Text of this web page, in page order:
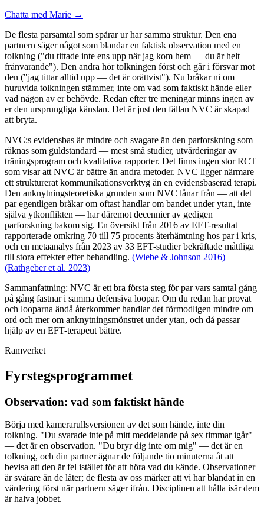
Chatta med Marie →
De flesta parsamtal som spårar ur har samma struktur. Den ena
partnern säger något som blandar en faktisk observation med en
tolkning ("du tittade inte ens upp när jag kom hem — du är helt
frånvarande"). Den andra hör tolkningen först och går i försvar mot
den ("jag tittar alltid upp — det är orättvist"). Nu bråkar ni om
huruvida tolkningen stämmer, inte om vad som faktiskt hände eller
vad någon av er behövde. Redan efter tre meningar minns ingen av
er den ursprungliga känslan. Det är just den fällan NVC är skapad
att bryta.
NVC:s evidensbas är mindre och svagare än den parforskning som
räknas som guldstandard — mest små studier, utvärderingar av
träningsprogram och kvalitativa rapporter. Det finns ingen stor RCT
som visar att NVC är bättre än andra metoder. NVC ligger närmare
ett strukturerat kommunikationsverktyg än en evidensbaserad terapi.
Den anknytningsteoretiska grunden som NVC lånar från — att det
par egentligen bråkar om oftast handlar om bandet under ytan, inte
själva ytkonflikten — har däremot decennier av gedigen
parforskning bakom sig. En översikt från 2016 av EFT-resultat
rapporterade omkring 70 till 75 procents återhämtning hos par i kris,
och en metaanalys från 2023 av 33 EFT-studier bekräftade måttliga
till stora effekter efter behandling. (Wiebe & Johnson 2016)
(Rathgeber et al. 2023)
Sammanfattning: NVC är ett bra första steg för par vars samtal gång
på gång fastnar i samma defensiva loopar. Om du redan har provat
och looparna ändå återkommer handlar det förmodligen mindre om
ord och mer om anknytningsmönstret under ytan, och då passar
hjälp av en EFT-terapeut bättre.
Ramverket
Fyrstegsprogrammet
Observation: vad som faktiskt hände
Börja med kamerarullsversionen av det som hände, inte din
tolkning. "Du svarade inte på mitt meddelande på sex timmar igår"
— det är en observation. "Du bryr dig inte om mig" — det är en
tolkning, och din partner ägnar de följande tio minuterna åt att
bevisa att den är fel istället för att höra vad du kände. Observationer
är svårare än de låter; de flesta av oss märker att vi har blandat in en
värdering först när partnern säger ifrån. Disciplinen att hålla isär dem
är halva jobbet.